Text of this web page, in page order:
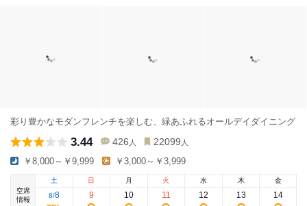
彩り豊かなモダンフレンチを楽しむ、緑あふれるオールデイダイニング
3.44 426 人 22099 人
￥8,000～￥9,999 ￥3,000～￥3,999
空席
情報
土
8/8
日
9
月
10
火
11
水
12
木
13
金
14